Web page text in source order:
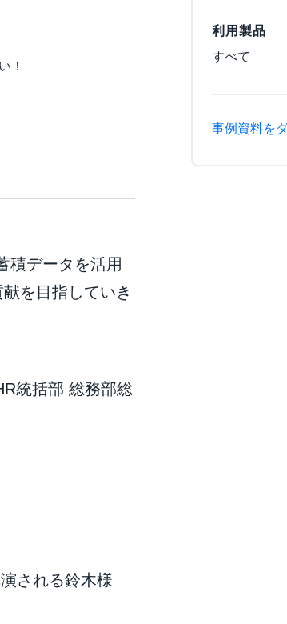
！
積データを活用
を目指していき
統括部 総務部総
される鈴木様
利用製品
すべて
事例資料を